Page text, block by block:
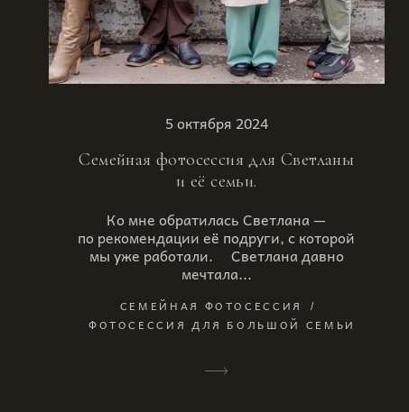
5 октября 2024
Семейная фотосессия для Светланы
и её семьи.
Ко мне обратилась Светлана —
по рекомендации её подруги, с которой
мы уже работали. ⠀ Светлана давно
мечтала...
СЕМЕЙНАЯ ФОТОСЕССИЯ
ФОТОСЕССИЯ ДЛЯ БОЛЬШОЙ СЕМЬИ